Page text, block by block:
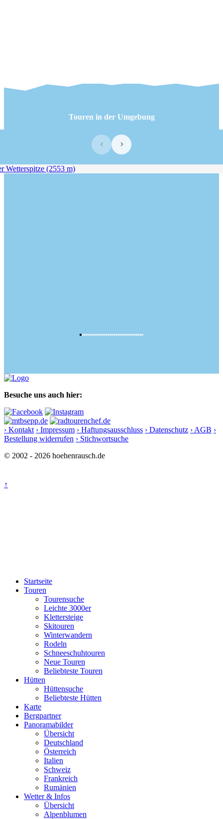
Touren in der Umgebung
‹ ›
Besuche uns auch hier:
› Kontakt › Impressum › Haftungsausschluss › Datenschutz › AGB ›
Bestellung widerrufen › Stichwortsuche
© 2002 - 2026 hoehenrausch.de
↑
Startseite
Touren
Tourensuche
Leichte 3000er
Klettersteige
Skitouren
Winterwandern
Rodeln
Schneeschuhtouren
Neue Touren
Beliebteste Touren
Hütten
Hüttensuche
Beliebteste Hütten
Karte
Bergpartner
Panoramabilder
Übersicht
Deutschland
Österreich
Italien
Schweiz
Frankreich
Rumänien
Wetter & Infos
Übersicht
Alpenblumen